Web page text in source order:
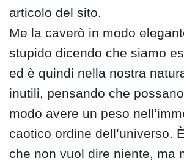
articolo del sito.
Me la caverò in modo
stupido dicendo che siamo
ed è quindi nella nostra
inutili, pensando che
modo avere un peso
caotico ordine dell’universo.
che non vuol dire niente, ma